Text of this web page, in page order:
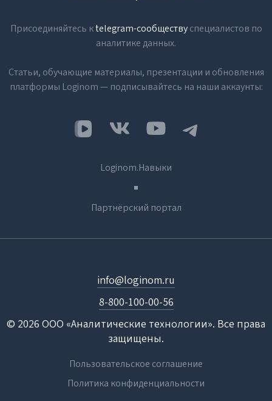
Присоединяйтесь кtelegram-сообществуспециалистов по
аналитике данных.
Статьи, обучающие материалы, презентации и обновления
платформы Loginom — подписывайтесь на наши аккаунты:
Loginom.Навыки
Партнёрский портал
© 2026 ООО «Аналитические технологии». Все права
защищены.
8-800-100-00-56
info@loginom.ru
Пользовательское соглашение
Политика конфиденциальности